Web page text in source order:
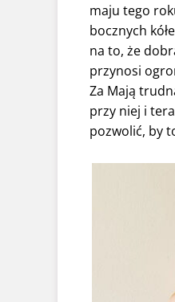
maju tego
bocznych
na to, że
przynosi
Za Mają
przy niej i
pozwolić, by